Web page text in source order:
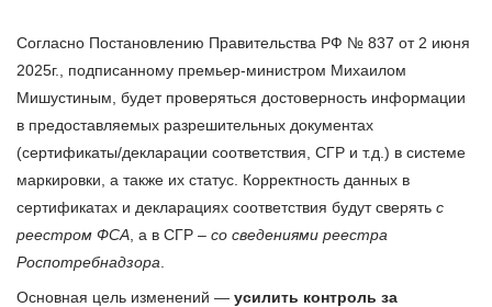
Согласно Постановлению Правительства РФ № 837 от 2 июня
2025г., подписанному премьер-министром Михаилом
Мишустиным, будет проверяться достоверность информации
в предоставляемых разрешительных документах
(сертификаты/декларации соответствия, СГР и т.д.) в системе
маркировки, а также их статус. Корректность данных в
сертификатах и декларациях соответствия будут сверять с
реестром ФСА , а в СГР – со сведениями реестра
Роспотребнадзора
Основная цель изменений — усилить контроль за